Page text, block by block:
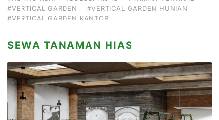
#VERTICAL GARDEN
#VERTICAL GARDEN HUNIAN
#VERTICAL GARDEN KANTOR
SEWA TANAMAN HIAS